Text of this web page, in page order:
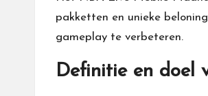
pakketten en unieke
gameplay te verbeteren.
Definitie en doel